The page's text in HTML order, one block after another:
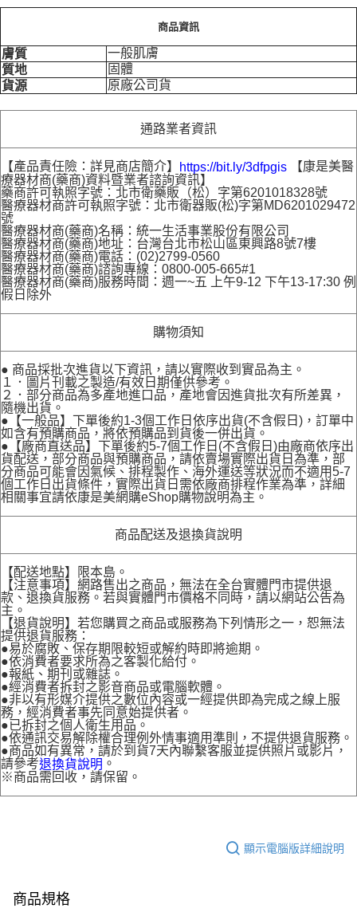
商品資訊
膚質
一般肌膚
質地
固體
貨源
原廠公司貨
通路業者資訊
【產品責任險：詳見商店簡介】 https://bit.ly/3dfpgis 【康是美醫
療器材商(藥商)資料暨業者諮詢資訊】
藥商許可執照字號：北市衛藥販（松）字第6201018328號
醫療器材商許可執照字號：北市衛器販(松)字第MD6201029472
號
醫療器材商(藥商)名稱：統一生活事業股份有限公司
醫療器材商(藥商)地址：台灣台北市松山區東興路8號7樓
醫療器材商(藥商)電話：(02)2799-0560
醫療器材商(藥商)諮詢專線：0800-005-665#1
醫療器材商(藥商)服務時間：週一~五 上午9-12 下午13-17:30 例
假日除外
購物須知
● 商品採批次進貨以下資訊，請以實際收到實品為主。
１．圖片刊載之製造/有效日期僅供參考。
２．部分商品為多產地進口品，產地會因進貨批次有所差異，
隨機出貨。
●【一般品】下單後約1-3個工作日依序出貨(不含假日)，訂單中
如含有預購商品，將依預購品到貨後一併出貨。
●【廠商直送品】下單後約5-7個工作日(不含假日)由廠商依序出
貨配送，部分商品與預購商品，請依賣場實際出貨日為準，部
分商品可能會因氣候、排程製作、海外運送等狀況而不適用5-7
個工作日出貨條件，實際出貨日需依廠商排程作業為準，詳細
相關事宜請依康是美網購eShop購物說明為主。
商品配送及退換貨說明
【配送地點】限本島。
【注意事項】網路售出之商品，無法在全台實體門市提供退
款、退換貨服務。若與實體門市價格不同時，請以網站公告為
主。
【退貨說明】若您購買之商品或服務為下列情形之一，恕無法
提供退貨服務：
●易於腐敗、保存期限較短或解約時即將逾期。
●依消費者要求所為之客製化給付。
●報紙、期刊或雜誌。
●經消費者拆封之影音商品或電腦軟體。
●非以有形媒介提供之數位內容或一經提供即為完成之線上服
務，經消費者事先同意始提供者。
●已拆封之個人衛生用品。
●依通訊交易解除權合理例外情事適用準則，不提供退貨服務。
●商品如有異常，請於到貨7天內聯繫客服並提供照片或影片，
請參考退換貨說明 。
※商品需回收，請保留。
顯示電腦版詳細說明
商品規格